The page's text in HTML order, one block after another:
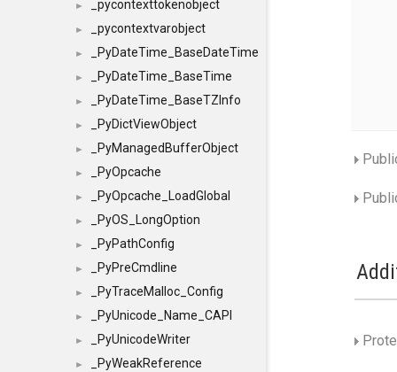
► _pycontexttokenobject
► _pycontextvarobject
► _PyDateTime_BaseDateTime
► _PyDateTime_BaseTime
► _PyDateTime_BaseTZInfo
► _PyDictViewObject
► _PyManagedBufferObject
► _PyOpcache
► _PyOpcache_LoadGlobal
► _PyOS_LongOption
► _PyPathConfig
► _PyPreCmdline
► _PyTraceMalloc_Config
► _PyUnicode_Name_CAPI
► _PyUnicodeWriter
► _PyWeakReference